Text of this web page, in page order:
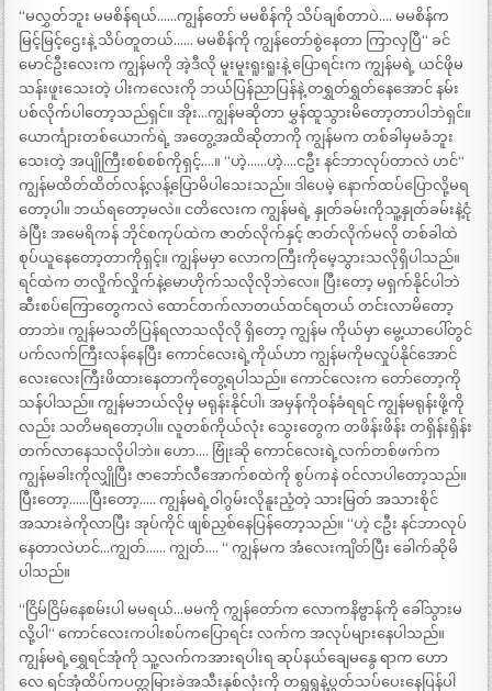
“မလွှတ်ဘူး မမစိန်ရယ်……ကျွန်တော် မမစိန်ကို သိပ်ချစ်တာပဲ…. မမစိန်က
မြင့်မြင့်ဌေးနဲ့ သိပ်တူတယ်…… မမစိန်ကို ကျွန်တော်စွဲနေတာ ကြာလှပြီ“ ခင်
မောင်ဦးလေးက ကျွန်မကို အဲ့ဒီလို မူးမူးရူးရူးနဲ့ ပြောရင်းက ကျွန်မရဲ့ ယင်ဖိုမ
သန်းဖူးသေးတဲ့ ပါးကလေးကို ဘယ်ပြန်ညာပြန်နဲ့ တရွှတ်ရွှတ်နေအောင် နမ်း
ပစ်လိုက်ပါတော့သည်ရှင်။ အိုး…ကျွန်မဆိုတာ မွှန်ထူသွားမိတော့တာပါဘဲရှင်။
ယောင်္ကျားတစ်ယောက်ရဲ့ အတွေ့အထိဆိုတာကို ကျွန်မက တစ်ခါမှမခံဘူး
သေးတဲ့ အပျိုကြီးစစ်စစ်ကိုရှင့်….။ “ဟဲ့……ဟဲ့….ငဦး နင်ဘာလုပ်တာလဲ ဟင်“
ကျွန်မထိတ်ထိတ်လန့်လန့်ပြောမိပါသေးသည်။ ဒါပေမဲ့ နောက်ထပ်ပြောလို့မရ
တော့ပါ။ ဘယ်ရတော့မလဲ။ ငတိလေးက ကျွန်မရဲ့ နှုတ်ခမ်းကိုသူ့နှုတ်ခမ်းနဲ့ငုံ
ခဲပြီး အမေရိကန် ဘိုင်စကုပ်ထဲက ဇာတ်လိုက်နှင့် ဇာတ်လိုက်မလို တစ်ခါထဲ
စုပ်ယူနေတော့တာကိုရှင့်။ ကျွန်မမှာ လောကကြီးကိုမေ့သွားသလိုရှိပါသည်။
ရင်ထဲက တလှိုက်လှိုက်နဲ့မောဟိုက်သလိုလိုဘဲလေ။ ပြီးတော့ မရှက်နိုင်ပါဘဲ
ဆီးစပ်ကြောတွေကလဲ ထောင်တက်လာတယ်ထင်ရတယ် တင်းလာမိတော့
တာဘဲ။ ကျွန်မသတိပြန်ရလာသလိုလို ရှိတော့ ကျွန်မ ကိုယ်မှာ မွေ့ယာပေါ်တွင်
ပက်လက်ကြီးလန်နေပြီး ကောင်လေးရဲ့ကိုယ်ဟာ ကျွန်မကိုမလှုပ်နိုင်အောင်
လေးလေးကြီးဖိထားနေတာကိုတွေ့ရပါသည်။ ကောင်လေးက တော်တော့ကို
သန်ပါသည်။ ကျွန်မဘယ်လိုမှ မရုန်းနိုင်ပါ၊ အမှန်ကိုဝန်ခံရရင် ကျွန်မရုန်းဖို့ကို
လည်း သတိမရတော့ပါ။ လူတစ်ကိုယ်လုံး သွေးတွေက တဖိန်းဖိန်း တရှိန်းရှိန်း
တက်လာနေသလိုပါဘဲ။ ဟော…. ဗြုံးဆို ကောင်လေးရဲ့လက်တစ်ဖက်က
ကျွန်မခါးကိုလျှိုပြီး ဇာဘော်လီအောက်စထဲကို စွပ်ကနဲ ဝင်လာပါတော့သည်။
ပြီးတော့……ပြီးတော့….. ကျွန်မရဲ့ဝါဂွမ်းလိုနူးညံ့တဲ့ သားမြတ် အသားစိုင်
အသားခဲကိုလာပြီး အုပ်ကိုင် ဖျစ်ညှစ်နေပြန်တော့သည်။ “ဟဲ့ ငဦး နင်ဘာလုပ်
နေတာလဲဟင်…ကျွတ်…… ကျွတ်…. “ ကျွန်မက အံလေးကျိတ်ပြီး ခေါက်ဆိုမိ
ပါသည်။
“`ငြိမ်ငြိမ်နေစမ်းပါ မမရယ်…မမကို ကျွန်တော်က လောကနိဗ္ဗာန်ကို ခေါ်သွားမ
လို့ပါ“ ကောင်လေးကပါးစပ်ကပြောရင်း လက်က အလုပ်များနေပါသည်။
ကျွန်မရဲ့ရွှေရင်အုံကို သူ့လက်ကအားရပါးရ ဆုပ်နယ်ချေမနွေ ရာက ဟော
လေ ရင်အုံထိပ်ကပတ္တမြားခဲအသီးနှစ်လုံးကို တရွရွနဲ့ပွတ်သပ်ပေးနေပြန်ပါ